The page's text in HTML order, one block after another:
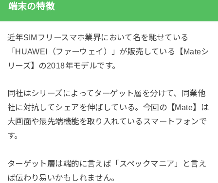
端末の特徴
近年SIMフリースマホ業界において名を馳せている
「HUAWEI（ファーウェイ）」が販売している【Mateシ
リーズ】の2018年モデルです。
同社はシリーズによってターゲット層を分けて、同業他
社に対抗してシェアを伸ばしている。今回の【Mate】は
大画面や最先端機能を取り入れているスマートフォンで
す。
ターゲット層は端的に言えば「スペックマニア」と言え
ば伝わり易いかもしれません。